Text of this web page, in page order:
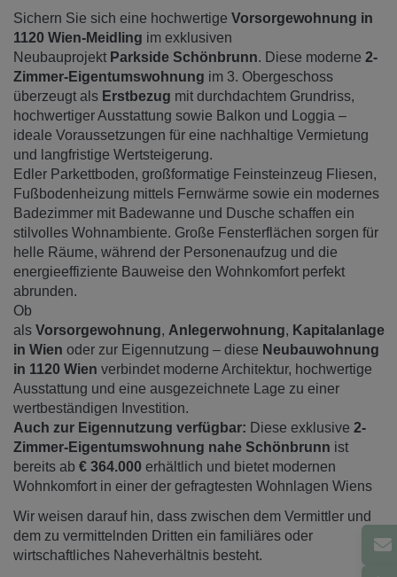
Sichern Sie sich eine hochwertige Vorsorgewohnung in
1120 Wien-Meidling im exklusiven
Neubauprojekt Parkside Schönbrunn. Diese moderne 2-
Zimmer-Eigentumswohnung im 3. Obergeschoss
überzeugt als Erstbezug mit durchdachtem Grundriss,
hochwertiger Ausstattung sowie Balkon und Loggia –
ideale Voraussetzungen für eine nachhaltige Vermietung
und langfristige Wertsteigerung.
Edler Parkettboden, großformatige Feinsteinzeug Fliesen,
Fußbodenheizung mittels Fernwärme sowie ein modernes
Badezimmer mit Badewanne und Dusche schaffen ein
stilvolles Wohnambiente. Große Fensterflächen sorgen für
helle Räume, während der Personenaufzug und die
energieeffiziente Bauweise den Wohnkomfort perfekt
abrunden.
Ob
als Vorsorgewohnung, Anlegerwohnung, Kapitalanlage
in Wien oder zur Eigennutzung – diese Neubauwohnung
in 1120 Wien verbindet moderne Architektur, hochwertige
Ausstattung und eine ausgezeichnete Lage zu einer
wertbeständigen Investition.
Auch zur Eigennutzung verfügbar: Diese exklusive 2-
Zimmer-Eigentumswohnung nahe Schönbrunn ist
bereits ab € 364.000 erhältlich und bietet modernen
Wohnkomfort in einer der gefragtesten Wohnlagen Wiens
Wir weisen darauf hin, dass zwischen dem Vermittler und
dem zu vermittelnden Dritten ein familiäres oder
wirtschaftliches Naheverhältnis besteht.